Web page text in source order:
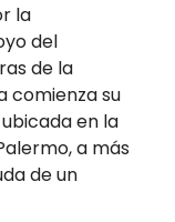
la
del
de la
comienza su
en la
a más
de un